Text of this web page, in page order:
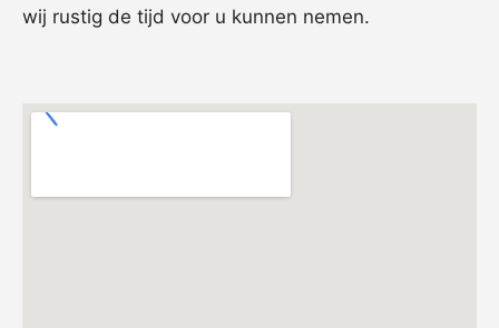
wij rustig de tijd voor u kunnen nemen.